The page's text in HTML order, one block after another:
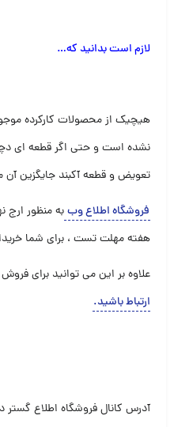
لازم است بدانید که…
هیچیک از محصولات کارکرده
نشده است و حتی اگر قطعه ای
تعویض و قطعه آکبند جایگزین
فروشگاه اطلاع وببه منظور
هفته مهلت تست ، برای شما
علاوه بر این می توانید برای
ارتباط باشید.